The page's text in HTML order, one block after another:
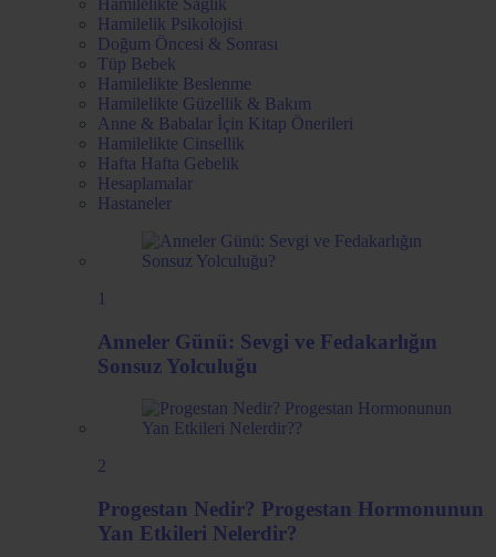
Hamilelikte Sağlık
Hamilelik Psikolojisi
Doğum Öncesi & Sonrası
Tüp Bebek
Hamilelikte Beslenme
Hamilelikte Güzellik & Bakım
Anne & Babalar İçin Kitap Önerileri
Hamilelikte Cinsellik
Hafta Hafta Gebelik
Hesaplamalar
Hastaneler
1
Anneler Günü: Sevgi ve Fedakarlığın
Sonsuz Yolculuğu
2
Progestan Nedir? Progestan Hormonunun
Yan Etkileri Nelerdir?